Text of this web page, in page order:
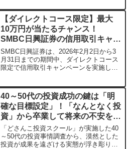
ざいます！それでは早速、借金再生ジャ
ンルに合った継続報酬型...
【ダイレクトコース限定】最大
10万円が当たるチャンス！
SMBC日興証券の信用取引キャン
ペーンを見逃すな
SMBC日興証券は、2026年2月2日から3
月31日までの期間中、ダイレクトコース
限定で信用取引キャンペーンを実施して
ゼントされるこの機会に、信用取引を始
めてみませんか？新規口座開設者には抽
選口数5倍の特典も用意されています。
40～50代の投資成功の鍵は「明
確な目標設定」！「なんとなく投
資」から卒業して将来の不安を安
心に変えるヒント
「どさんこ投資スクール」が実施した40
～50代の投資事情調査から、漠然とした
投資が成果を遠ざける実態が浮き彫りに